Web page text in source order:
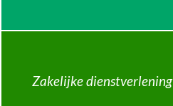
Zakelijke dienstverlening